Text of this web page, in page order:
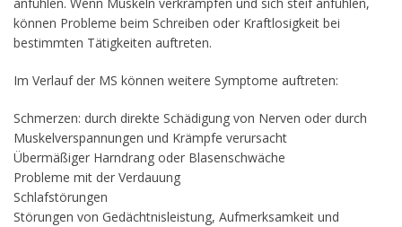
können Probleme beim Schreiben oder Kraftlosigkeit bei
bestimmten Tätigkeiten auftreten.
Im Verlauf der MS können weitere Symptome auftreten:
Schmerzen: durch direkte Schädigung von Nerven oder durch
Muskelverspannungen und Krämpfe verursacht
Übermäßiger Harndrang oder Blasenschwäche
Probleme mit der Verdauung
Schlafstörungen
Störungen von Gedächtnisleistung, Aufmerksamkeit und